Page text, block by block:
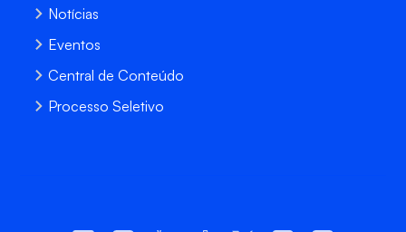
Notícias
Eventos
Central de Conteúdo
Processo Seletivo